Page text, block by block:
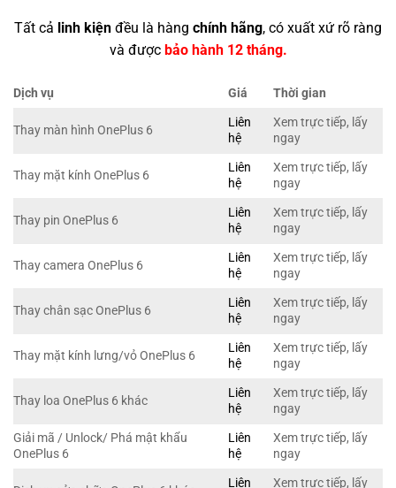
Tất cả linh kiện đều là hàng chính hãng, có xuất xứ rõ ràng
và được bảo hành 12 tháng.
Dịch vụ Giá Thời gian
Thay màn hình OnePlus 6
Liên
hệ
Xem trực tiếp, lấy
ngay
Thay mặt kính OnePlus 6
Liên
hệ
Xem trực tiếp, lấy
ngay
Thay pin OnePlus 6
Liên
hệ
Xem trực tiếp, lấy
ngay
Thay camera OnePlus 6
Liên
hệ
Xem trực tiếp, lấy
ngay
Thay chân sạc OnePlus 6
Liên
hệ
Xem trực tiếp, lấy
ngay
Thay mặt kính lưng/vỏ OnePlus 6
Liên
hệ
Xem trực tiếp, lấy
ngay
Thay loa OnePlus 6 khác
Liên
hệ
Xem trực tiếp, lấy
ngay
Giải mã / Unlock/ Phá mật khẩu
OnePlus 6
Liên
hệ
Xem trực tiếp, lấy
ngay
Liên
Xem trực tiếp, lấy